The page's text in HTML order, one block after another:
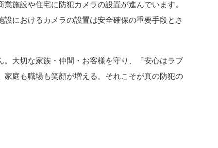
施設や住宅に防犯カメラの設置が進んでいます。
におけるカメラの設置は安全確保の重要手段とさ
大切な家族・仲間・お客様を守り、「安心はラブ
庭も職場も笑顔が増える。それこそが真の防犯の